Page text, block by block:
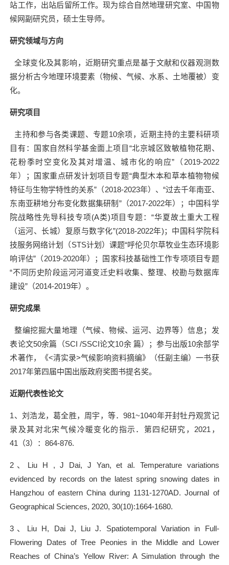
站工作，出站后留所工作。现为综合自然地理研究室、中国物
候网副研究员，硕士生导师。
研究领域与方向
全球变化及其影响，近期研究重点是基于文献和仪器观测数
据分析古今地理环境要素（物候、气候、水系、土地覆被）变
化。
研究项目
主持和参与各类课题、专题10余项，近期主持的主要科研项
目有：国家自然科学基金面上项目“北京城区致敏植物花期、
花粉季时空变化及其对增温、城市化的响应”（2019-2022
年）；国家重点研发计划项目专题“典型木本和草本植物物候
特征与生物学特性的关系”（2018-2023年）、“过去千年南亚、
东南亚耕地分布变化数据集研制”（2017-2022年）；中国科学
院战略性先导科技专项(A类)项目专题：“华夏故土重大工程
（运河、长城）复原与数字化”(2018-2022年)；中国科学院科
技服务网络计划（STS计划）课题“呼伦贝尔草牧业生态环境影
响评估”（2019-2020年）；国家科技基础性工作专项项目专题
“不同历史阶段运河河道变迁史料收集、整理、校勘与数据库
建设”（2014-2019年）。
研究成果
整编挖掘大量地理（气候、物候、运河、边界等）信息；发
表论文50余篇（SCI /SSCI论文10余 篇）；参与出版10余部学
术著作，《<清实录>气候影响资料摘编》（任副主编）一书获
2017年第四届中国出版政府奖图书提名奖。
近期代表性论文
1、刘浩龙，葛全胜，周宇，等．981~1040年开封牡丹观赏记
录及其对北宋气候冷暖变化的指示．第四纪研究，2021 ，
41 （3）：864-876.
2 、 Liu H , J Dai, J Yan, et al. Temperature variations
evidenced by records on the latest spring snowing dates in
Hangzhou of eastern China during 1131-1270AD. Journal of
Geographical Sciences, 2020, 30(10):1664-1680.
3 、 Liu H, Dai J, Liu J. Spatiotemporal Variation in Full-
Flowering Dates of Tree Peonies in the Middle and Lower
Reaches of China’s Yellow River: A Simulation through the